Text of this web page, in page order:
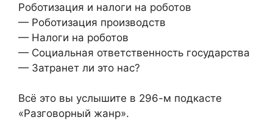
Роботизация и налоги на роботов
— Роботизация производств
— Налоги на роботов
— Социальная ответственность государства
— Затранет ли это нас?
Всё это вы услышите в 296-м подкасте
«Разговорный жанр».